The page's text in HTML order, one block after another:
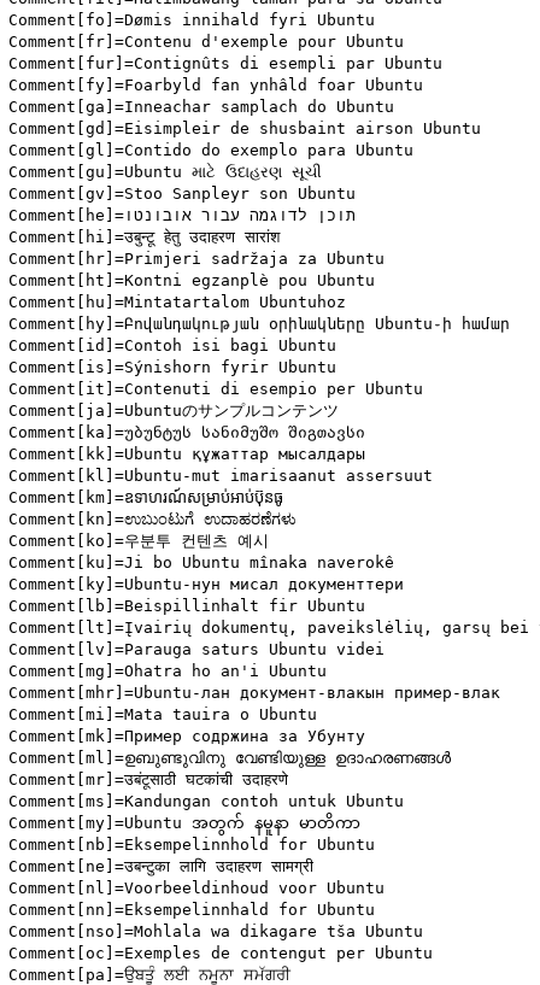
Comment[fo]=Dømis innihald fyri Ubuntu
Comment[fr]=Contenu d'exemple pour Ubuntu
Comment[fur]=Contignûts di esempli par Ubuntu
Comment[fy]=Foarbyld fan ynhâld foar Ubuntu
Comment[ga]=Inneachar samplach do Ubuntu
Comment[gd]=Eisimpleir de shusbaint airson Ubuntu
Comment[gl]=Contido do exemplo para Ubuntu
Comment[gu]=Ubuntu માટે ઉદાહરણ સૂચી
Comment[gv]=Stoo Sanpleyr son Ubuntu
Comment[he]=תוכן לדוגמה עבור אובונטו
Comment[hi]=उबुन्टू हेतु उदाहरण सारांश
Comment[hr]=Primjeri sadržaja za Ubuntu
Comment[ht]=Kontni egzanplè pou Ubuntu
Comment[hu]=Mintatartalom Ubuntuhoz
Comment[hy]=Բովանդակության օրինակները Ubuntu֊ի համար
Comment[id]=Contoh isi bagi Ubuntu
Comment[is]=Sýnishorn fyrir Ubuntu
Comment[it]=Contenuti di esempio per Ubuntu
Comment[ja]=Ubuntuのサンプルコンテンツ
Comment[ka]=უბუნტუს სანიმუშო შიგთავსი
Comment[kk]=Ubuntu құжаттар мысалдары
Comment[kl]=Ubuntu-mut imarisaanut assersuut
Comment[km]=ឧទាហរណ៍សម្រាប់អាប់ប៊ុនធូ
Comment[kn]=ಉಬುಂಟುಗೆ ಉದಾಹರಣೆಗಳು
Comment[ko]=우분투 컨텐츠 예시
Comment[ku]=Ji bo Ubuntu mînaka naverokê
Comment[ky]=Ubuntu-нун мисал документтери
Comment[lb]=Beispillinhalt fir Ubuntu
Comment[lt]=Įvairių dokumentų, paveikslėlių, garsų bei
Comment[lv]=Parauga saturs Ubuntu videi
Comment[mg]=Ohatra ho an'i Ubuntu
Comment[mhr]=Ubuntu-лан документ-влакын пример-влак
Comment[mi]=Mata tauira o Ubuntu
Comment[mk]=Пример содржина за Убунту
Comment[ml]=ഉബുണ്ടുവിനു വേണ്ടിയുള്ള ഉദാഹരണങ്ങള്‍
Comment[mr]=उबंटूसाठी घटकांची उदाहरणे
Comment[ms]=Kandungan contoh untuk Ubuntu
Comment[my]=Ubuntu အတွက် နမူနာ မာတိကာ
Comment[nb]=Eksempelinnhold for Ubuntu
Comment[ne]=उबन्टुका लागि उदाहरण सामग्री
Comment[nl]=Voorbeeldinhoud voor Ubuntu
Comment[nn]=Eksempelinnhald for Ubuntu
Comment[nso]=Mohlala wa dikagare tša Ubuntu
Comment[oc]=Exemples de contengut per Ubuntu
Comment[pa]=ਉਬਤੂੰ ਲਈ ਨਮੂਨਾ ਸਮੱਗਰੀ